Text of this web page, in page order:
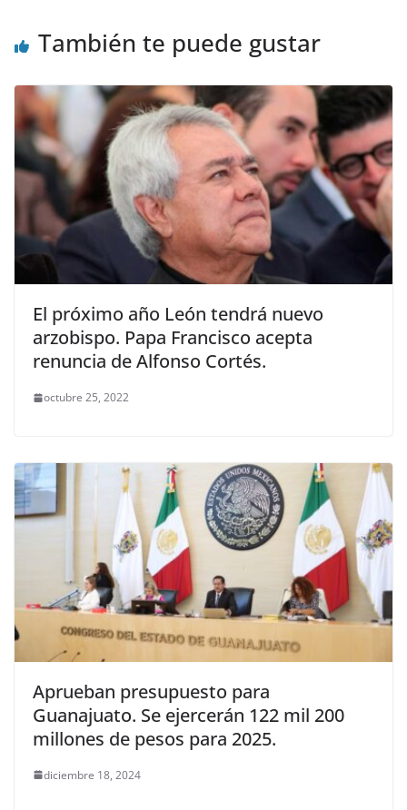
También te puede gustar
El próximo año León tendrá nuevo
arzobispo. Papa Francisco acepta
renuncia de Alfonso Cortés.
octubre 25, 2022
Aprueban presupuesto para
Guanajuato. Se ejercerán 122 mil 200
millones de pesos para 2025.
diciembre 18, 2024